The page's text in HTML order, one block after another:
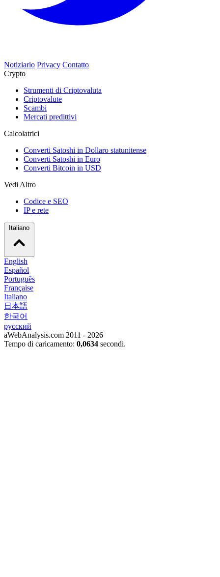
Notiziario Privacy Contatto
Crypto
Strumenti di Criptovaluta
Criptovalute
Scambi
Mercati predittivi
Calcolatrici
Converti Satoshi in Dollaro statunitense
Converti Satoshi in Euro
Converti Bitcoin in USD
Vedi Altro
Codice e SEO
IP e rete
English
Español
Português
Française
Italiano
日本語
한국어
русский
aWebAnalysis.com 2011 - 2026
Tempo di caricamento: 0,0634 secondi.